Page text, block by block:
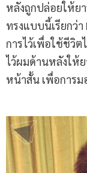
หลังถูกปล่อยให้ย
ทรงแบบนี้เรียกว่า
การไว้เพื่อใช้ชีวิ
ไว้ผมด้านหลังให้
หน้าสั้น เพื่อการ